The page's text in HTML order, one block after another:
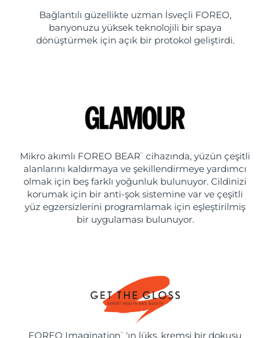
Bağlantılı güzellikte uzman İsveçli FOREO,
banyonuzu yüksek teknolojili bir spaya
dönüştürmek için açık bir protokol geliştirdi.
Mikro akımlı FOREO BEAR ™
cihazında, yüzün çeşitli
alanlarını kaldırmaya ve şekillendirmeye yardımcı
olmak için beş farklı yoğunluk bulunuyor. Cildinizi
korumak için bir anti-şok sistemine var ve çeşitli
yüz egzersizlerini programlamak için eşleştirilmiş
bir uygulaması bulunuyor.
FOREO Imagination ™
'ın lüks, kremsi bir dokusu